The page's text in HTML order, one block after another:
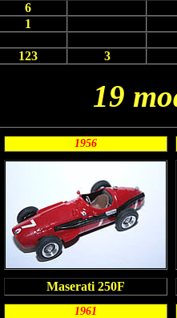
6
1
123 3
19
1956
Maserati 250F
1961